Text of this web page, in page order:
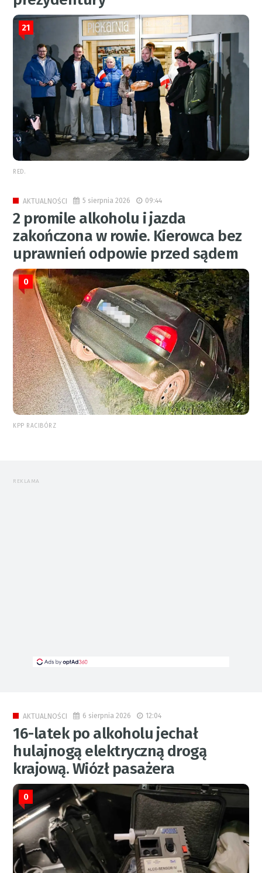
21
RED.
AKTUALNOŚCI 5 sierpnia 2026 09:44
2 promile alkoholu i jazda
zakończona w rowie. Kierowca bez
uprawnień odpowie przed sądem
0
KPP RACIBÓRZ
REKLAMA
AKTUALNOŚCI 6 sierpnia 2026 12:04
16-latek po alkoholu jechał
hulajnogą elektryczną drogą
krajową. Wiózł pasażera
0